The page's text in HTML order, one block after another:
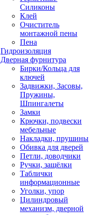
Силиконы
Клей
Очиститель
монтажной пены
Пена
Гидроизоляция
Дверная фурнитура
Бирки/Кольца для
ключей
Задвижки, Засовы,
Пружины,
Шпингалеты
Замки
Крючки, подвески
мебельные
Накладки, прушины
Обивка для дверей
Петли, доводчики
Ручки, защёлки
Таблички
информационные
Уголки, упор
Цилиндровый
механизм, дверной